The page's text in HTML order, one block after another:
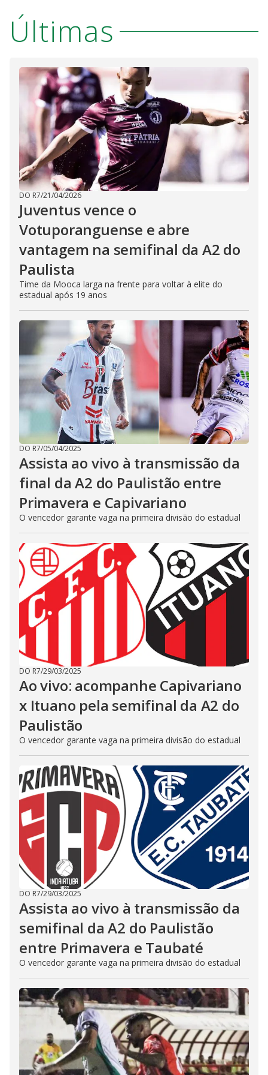
i
d
e
o
Últimas
DO R7/21/04/2026
Juventus vence o
Votuporanguense e abre
vantagem na semifinal da A2 do
Paulista
Time da Mooca larga na frente para voltar à elite do
estadual após 19 anos
DO R7/05/04/2025
Assista ao vivo à transmissão da
final da A2 do Paulistão entre
Primavera e Capivariano
O vencedor garante vaga na primeira divisão do estadual
DO R7/29/03/2025
Ao vivo: acompanhe Capivariano
x Ituano pela semifinal da A2 do
Paulistão
O vencedor garante vaga na primeira divisão do estadual
DO R7/29/03/2025
Assista ao vivo à transmissão da
semifinal da A2 do Paulistão
entre Primavera e Taubaté
O vencedor garante vaga na primeira divisão do estadual